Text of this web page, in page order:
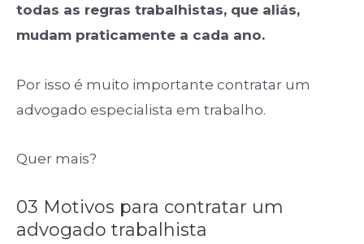
todas as regras trabalhistas, que aliás,
mudam praticamente a cada ano.
Por isso é muito importante contratar um
advogado especialista em trabalho.
Quer mais?
03 Motivos para contratar um
advogado trabalhista